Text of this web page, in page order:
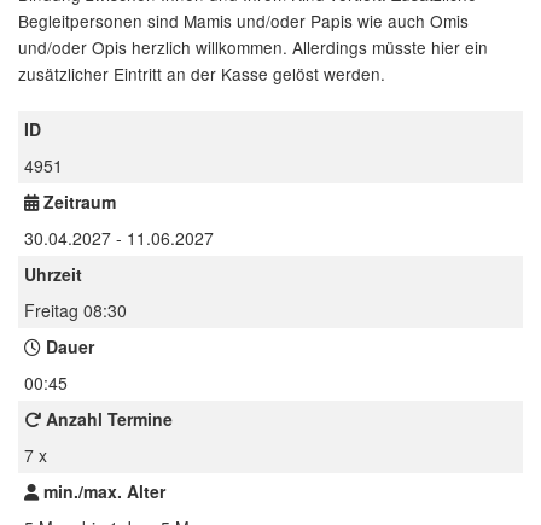
Begleitpersonen sind Mamis und/oder Papis wie auch Omis
und/oder Opis herzlich willkommen. Allerdings müsste hier ein
zusätzlicher Eintritt an der Kasse gelöst werden.
ID
4951
Zeitraum
30.04.2027 - 11.06.2027
Uhrzeit
Freitag 08:30
Dauer
00:45
Anzahl Termine
7 x
min./max. Alter